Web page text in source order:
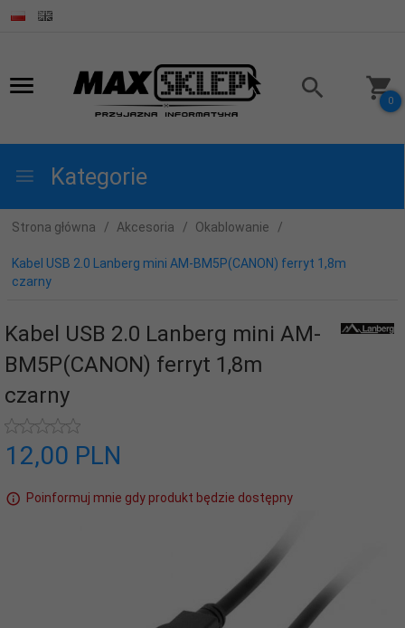
0
Kategorie
Strona główna Akcesoria Okablowanie
Kabel USB 2.0 Lanberg mini AM-BM5P(CANON) ferryt 1,8m
czarny
Kabel USB 2.0 Lanberg mini AM-
BM5P(CANON) ferryt 1,8m
czarny
12,00 PLN
Poinformuj mnie gdy produkt będzie dostępny